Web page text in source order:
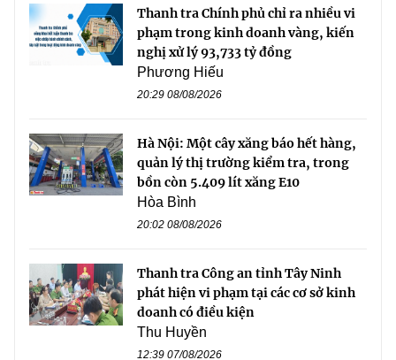
Thanh tra Chính phủ chỉ ra nhiều vi
phạm trong kinh doanh vàng, kiến
nghị xử lý 93,733 tỷ đồng
Phương Hiếu
20:29 08/08/2026
Hà Nội: Một cây xăng báo hết hàng,
quản lý thị trường kiểm tra, trong
bồn còn 5.409 lít xăng E10
Hòa Bình
20:02 08/08/2026
Thanh tra Công an tỉnh Tây Ninh
phát hiện vi phạm tại các cơ sở kinh
doanh có điều kiện
Thu Huyền
12:39 07/08/2026